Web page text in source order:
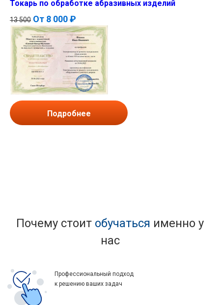
Токарь по обработке абразивных изделий
13 500 От 8 000 ₽
Подробнее
Почему стоит обучаться именно у
нас
Профессиональный подход
к решению ваших задач